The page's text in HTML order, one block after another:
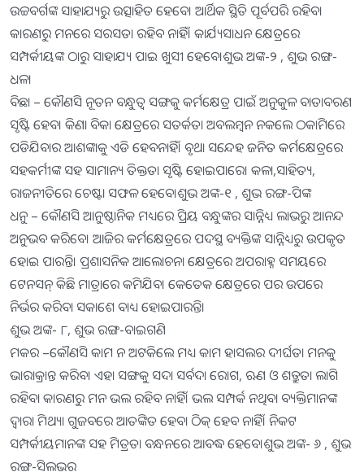
ଉଚ୍ଚବର୍ଗଙ୍କ ସାହାଯ୍ୟରୁ ଉତ୍ସାହିତ ହେବେ। ଆର୍ଥିକ ସ୍ଥିତି ପୂର୍ବପରି ରହିବା
କାରଣରୁ ମନରେ ସରସତା ରହିବ ନାହିଁ। କାର୍ଯ୍ୟସାଧନ କ୍ଷେତ୍ରରେ
ସମ୍ପର୍କୀୟଙ୍କ ଠାରୁ ସାହାଯ୍ୟ ପାଇ ଖୁସୀ ହେବେ।ଶୁଭ ଅଙ୍କ-୨ , ଶୁଭ ରଙ୍ଗ-
ଧଳା
ବିଛା – କୌଣସି ନୂତନ ବନ୍ଧୁତ୍ୱ ସଙ୍ଗକୁ କର୍ମକ୍ଷେତ୍ର ପାଇଁ ଅନୁକୁଳ ବାତାବରଣ
ସୃଷ୍ଟି ହେବ। କିଣା ବିକା କ୍ଷେତ୍ରରେ ସତର୍କତା ଅବଲମ୍ବନ ନକଲେ ଠକାମିରେ
ପଡିଯିବାର ଆଶଙ୍କାକୁ ଏଡି ହେବନାହିଁ। ବୃଥା ସନ୍ଦେହ ଜନିତ କର୍ମକ୍ଷେତ୍ରରେ
ସହକର୍ମୀଙ୍କ ସହ ସାମାନ୍ୟ ତିକ୍ତତା ସୃଷ୍ଟି ହୋଇପାରେ। କଳା,ସାହିତ୍ୟ,
ରାଜନୀତିରେ ଚେଷ୍ଟା ସଫଳ ହେବେ।ଶୁଭ ଅଙ୍କ-୧ , ଶୁଭ ରଙ୍ଗ-ପିଙ୍କ
ଧନୁ – କୌଣସି ଆନୁଷ୍ଠାନିକ ମଧ୍ୟରେ ପ୍ରିୟ ବନ୍ଧୁଙ୍କର ସାନ୍ନିଧ୍ୟ ଲାଭରୁ ଆନନ୍ଦ
ଅନୁଭବ କରିବେ। ଆଜିର କର୍ମକ୍ଷେତ୍ରରେ ପଦସ୍ଥ ବ୍ୟକ୍ତିଙ୍କ ସାନ୍ନିଧ୍ୟରୁ ଉପକୃତ
ହୋଇ ପାରନ୍ତି। ପ୍ରଶାସନିକ ଆଲୋଚନା କ୍ଷେତ୍ରରେ ଅପରାହ୍ନ ସମୟରେ
ଟେନସନ୍‌ କିଛି ମାତ୍ରାରେ କମିଯିବ। କେତେକ କ୍ଷେତ୍ରରେ ପର ଉପରେ
ନିର୍ଭର କରିବା ସକାଶେ ବାଧ୍ୟ ହୋଇପାରନ୍ତି।
ଶୁଭ ଅଙ୍କ- ୮, ଶୁଭ ରଙ୍ଗ-ବାଇଗଣି
ମକର –କୌଣସି କାମ ନ ଅଟକିଲେ ମଧ୍ୟ କାମ ହାସଲର ଦୀର୍ଘତା ମନକୁ
ଭାରାକ୍ରାନ୍ତ କରିବ। ଏହା ସଙ୍ଗକୁ ସଦା ସର୍ବଦା ରୋଗ, ଋଣ ଓ ଶତ୍ରୁତା ଲାଗି
ରହିବା କାରଣରୁ ମନ ଭଲ ରହିବ ନାହିଁ। ଭଲ ସମ୍ପର୍କ ନଥିବା ବ୍ୟକ୍ତିମାନଙ୍କ
ଦ୍ୱାରା ମିଥ୍ୟା ଗୁଜବରେ ଆତଙ୍କିତ ହେବା ଠିକ୍‌ ହେବ ନାହିଁ। ନିକଟ
ସମ୍ପର୍କୀୟମାନଙ୍କ ସହ ମିତ୍ରତା ବନ୍ଧନରେ ଆବଦ୍ଧ ହେବେ।ଶୁଭ ଅଙ୍କ- ୬ , ଶୁଭ
ରଙ୍ଗ-ସିଲଭର